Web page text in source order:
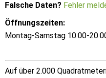
Falsche Daten? Fehler
Öffnungszeiten:
Montag-Samstag 10.00-
Auf über 2.000